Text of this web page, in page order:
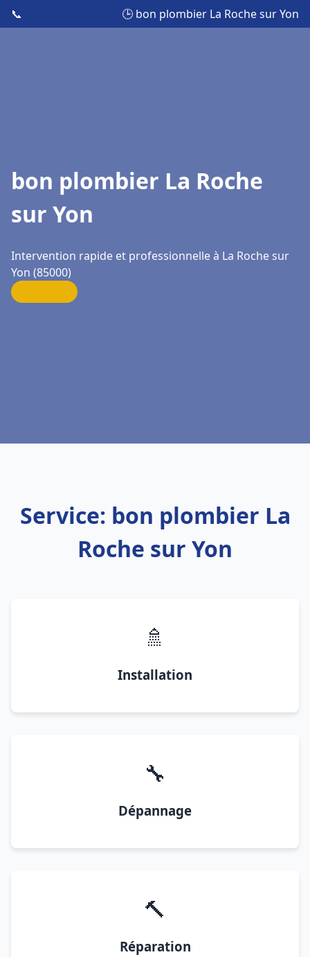
📞 🕒 bon plombier La Roche sur Yon
bon plombier La Roche
sur Yon
Intervention rapide et professionnelle à La Roche sur
Yon (85000)
Service: bon plombier La
Roche sur Yon
🚿
Installation
🔧
Dépannage
🔨
Réparation